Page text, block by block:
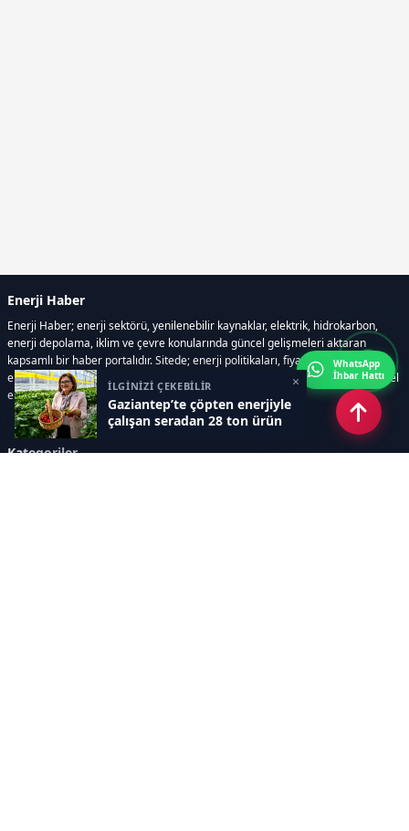
İLGİNİZİ ÇEKEBİLİR
Gaziantep’te çöpten enerjiyle
çalışan seradan 28 ton ürün
×
Enerji Haber
Enerji Haber; enerji sektörü, yenilenebilir kaynaklar, elektrik, hidrokarbon,
enerji depolama, iklim ve çevre konularında güncel gelişmeleri aktaran
kapsamlı bir haber portalıdır. Sitede; enerji politikaları, fiyat hareketleri,
elektrik kesintileri, yeni teknolojiler, nükleer enerji, elektrikli araçlar ve küresel
enerji krizleri gibi başlıklar öne çıkar.
Kategoriler
WhatsApp
İhbar Hattı